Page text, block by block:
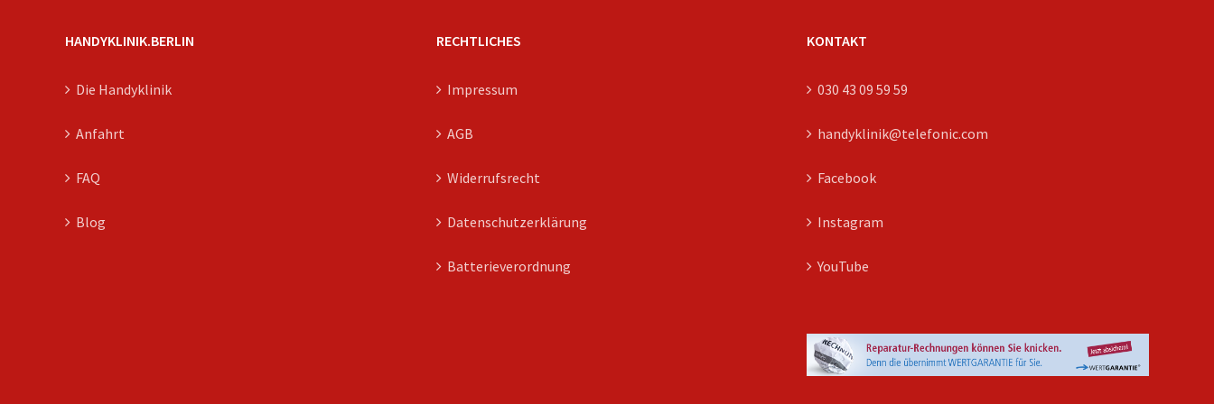
HANDYKLINIK.BERLIN
Die Handyklinik
Anfahrt
FAQ
Blog
RECHTLICHES
Impressum
AGB
Widerrufsrecht
Datenschutzerklärung
Batterieverordnung
KONTAKT
030 43 09 59 59
handyklinik@telefonic.com
Facebook
Instagram
YouTube